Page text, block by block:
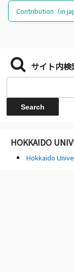
Contribution（in
サイト内検
HOKKAIDO
Hokkaido